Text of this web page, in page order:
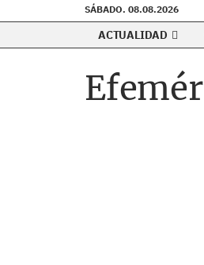
SÁBADO. 08.08.2026
ACTUALIDAD